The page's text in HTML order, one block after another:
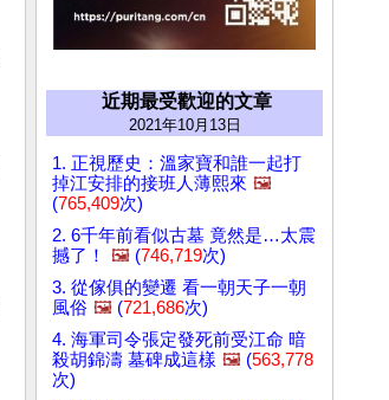
近期最受歡迎的文章
2021年10月13日
1. 正視歷史：溫家寶和誰一起打
掉江安排的接班人薄熙來 🖼️
(765,409次)
2. 6千年前看似古墓 竟然是…太震
撼了！
🖼️ (746,719次)
3. 從傢俱的變遷 看一朝天子一朝
風俗 🖼️ (721,686次)
4. 海軍司令張定發死前受江命 暗
殺胡錦濤 墓碑成這樣 🖼️ (563,778
次)